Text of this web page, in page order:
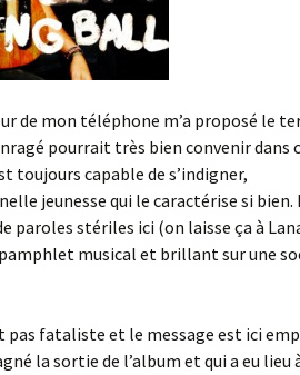
de mon téléphone m’a proposé le
pourrait très bien convenir dans
toujours capable de s’indigner,
jeunesse qui le caractérise si bien.
paroles stériles ici (on laisse ça à
musical et brillant sur une
pas fataliste et le message est ici
la sortie de l’album et qui a eu lieu